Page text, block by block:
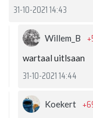
31-10-2021 14:43
Willem_B
wartaal uitlsaan
31-10-2021 14:44
Koekert